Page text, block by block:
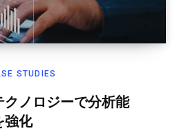
STUDIES
ノロジーで分析能
強化